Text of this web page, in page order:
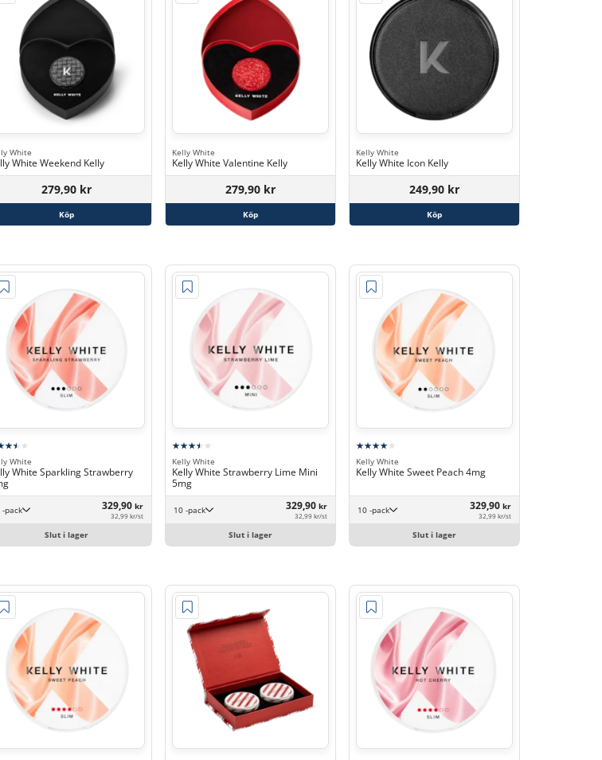
White
White Weekend Kelly
279,90 kr
Köp
Kelly White
Kelly White Valentine Kelly
279,90 kr
Köp
Kelly White
Kelly White Icon Kelly
249,90 kr
Köp
White
White Sparkling Strawberry
10 -pack 329,90kr
32,99 kr/st
Slut i lager
Kelly White
Kelly White Strawberry Lime Mini
5mg
10 -pack 329,90kr
32,99 kr/st
Slut i lager
Kelly White
Kelly White Sweet Peach 4mg
10 -pack 329,90 kr
32,99 kr/st
Slut i lager